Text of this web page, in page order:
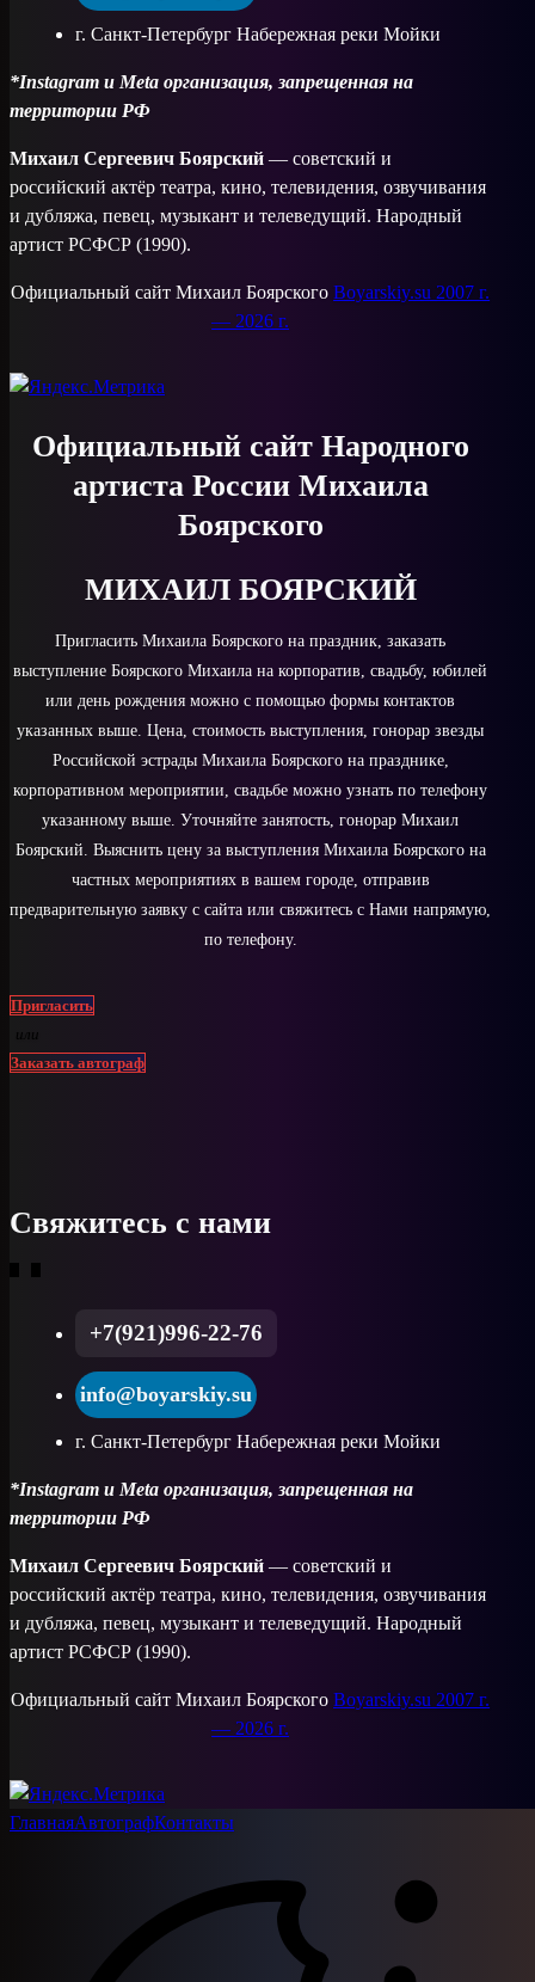
г. Санкт-Петербург Набережная реки Мойки
*Instagram и Meta организация, запрещенная на
территории РФ
Михаил Сергеевич Боярский — советский и
российский актёр театра, кино, телевидения, озвучивания
и дубляжа, певец, музыкант и телеведущий. Народный
артист РСФСР (1990).
Официальный сайт Михаил БоярскогоBoyarskiy.su 2007 г.
— 2026 г.
Официальный сайт Народного
артиста России Михаила
Боярского
МИХАИЛ БОЯРСКИЙ
Пригласить Михаила Боярского на праздник, заказать
выступление Боярского Михаила на корпоратив, свадьбу, юбилей
или день рождения можно с помощью формы контактов
указанных выше. Цена, стоимость выступления, гонорар звезды
Российской эстрады Михаила Боярского на празднике,
корпоративном мероприятии, свадьбе можно узнать по телефону
указанному выше. Уточняйте занятость, гонорар Михаил
Боярский. Выяснить цену за выступления Михаила Боярского на
частных мероприятиях в вашем городе, отправив
предварительную заявку с сайта или свяжитесь с Нами напрямую,
по телефону.
Пригласить
или
Заказать автограф
Свяжитесь с нами
+7(921)996-22-76
info@boyarskiy.su
г. Санкт-Петербург Набережная реки Мойки
*Instagram и Meta организация, запрещенная на
территории РФ
Михаил Сергеевич Боярский — советский и
российский актёр театра, кино, телевидения, озвучивания
и дубляжа, певец, музыкант и телеведущий. Народный
артист РСФСР (1990).
Официальный сайт Михаил БоярскогоBoyarskiy.su 2007 г.
— 2026 г.
ГлавнаяАвтографКонтакты